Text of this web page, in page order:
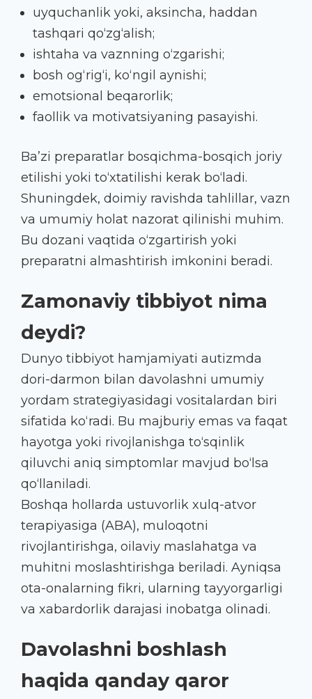
uyquchanlik yoki, aksincha, haddan
tashqari qo‘zg‘alish;
ishtaha va vaznning o‘zgarishi;
bosh og‘rig‘i, ko‘ngil aynishi;
emotsional beqarorlik;
faollik va motivatsiyaning pasayishi.
Ba’zi preparatlar bosqichma-bosqich joriy
etilishi yoki to‘xtatilishi kerak bo‘ladi.
Shuningdek, doimiy ravishda tahlillar, vazn
va umumiy holat nazorat qilinishi muhim.
Bu dozani vaqtida o‘zgartirish yoki
preparatni almashtirish imkonini beradi.
Zamonaviy tibbiyot nima
deydi?
Dunyo tibbiyot hamjamiyati autizmda
dori-darmon bilan davolashni umumiy
yordam strategiyasidagi vositalardan biri
sifatida ko‘radi. Bu majburiy emas va faqat
hayotga yoki rivojlanishga to‘sqinlik
qiluvchi aniq simptomlar mavjud bo‘lsa
qo‘llaniladi.
Boshqa hollarda ustuvorlik xulq-atvor
terapiyasiga (ABA), muloqotni
rivojlantirishga, oilaviy maslahatga va
muhitni moslashtirishga beriladi. Ayniqsa
ota-onalarning fikri, ularning tayyorgarligi
va xabardorlik darajasi inobatga olinadi.
Davolashni boshlash
haqida qanday qaror